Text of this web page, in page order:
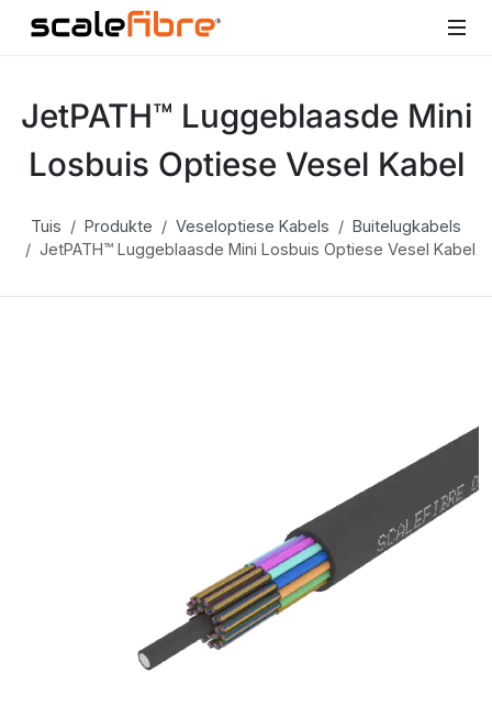
JetPATH™ Luggeblaasde Mini
Losbuis Optiese Vesel Kabel
Tuis Produkte Veseloptiese Kabels
Buitelugkabels
JetPATH™ Luggeblaasde Mini Losbuis Optiese Vesel Kabel